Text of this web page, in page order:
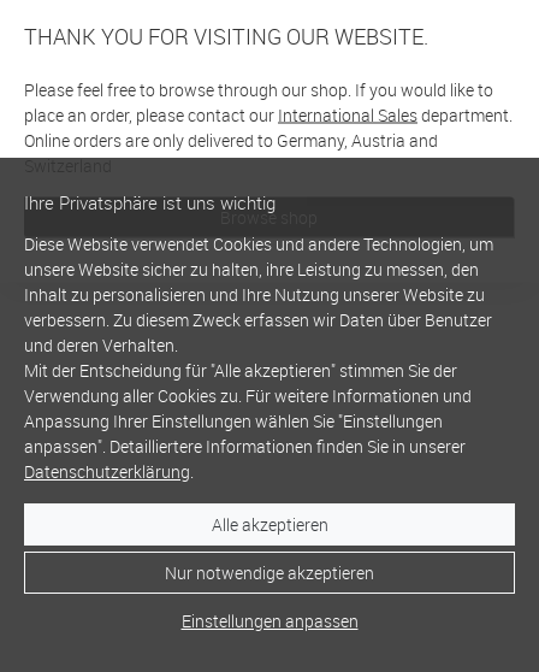
THANK YOU FOR VISITING OUR WEBSITE.
Please feel free to browse through our shop. If you would like to
place an order, please contact our International Salesdepartment.
Online orders are only delivered to Germany, Austria and
Switzerland
Browse shop
Ihre Privatsphäre ist uns wichtig
Diese Website verwendet Cookies und andere Technologien, um
unsere Website sicher zu halten, ihre Leistung zu messen, den
Inhalt zu personalisieren und Ihre Nutzung unserer Website zu
verbessern. Zu diesem Zweck erfassen wir Daten über Benutzer
und deren Verhalten.
Mit der Entscheidung für "Alle akzeptieren" stimmen Sie der
Verwendung aller Cookies zu. Für weitere Informationen und
Anpassung Ihrer Einstellungen wählen Sie "Einstellungen
anpassen". Detailliertere Informationen finden Sie in unserer
Datenschutzerklärung.
Alle akzeptieren
Nur notwendige akzeptieren
Einstellungen anpassen